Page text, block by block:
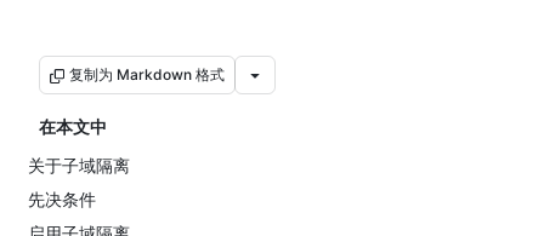
复制为 Markdown 格式
在本文中
关于子域隔离
先决条件